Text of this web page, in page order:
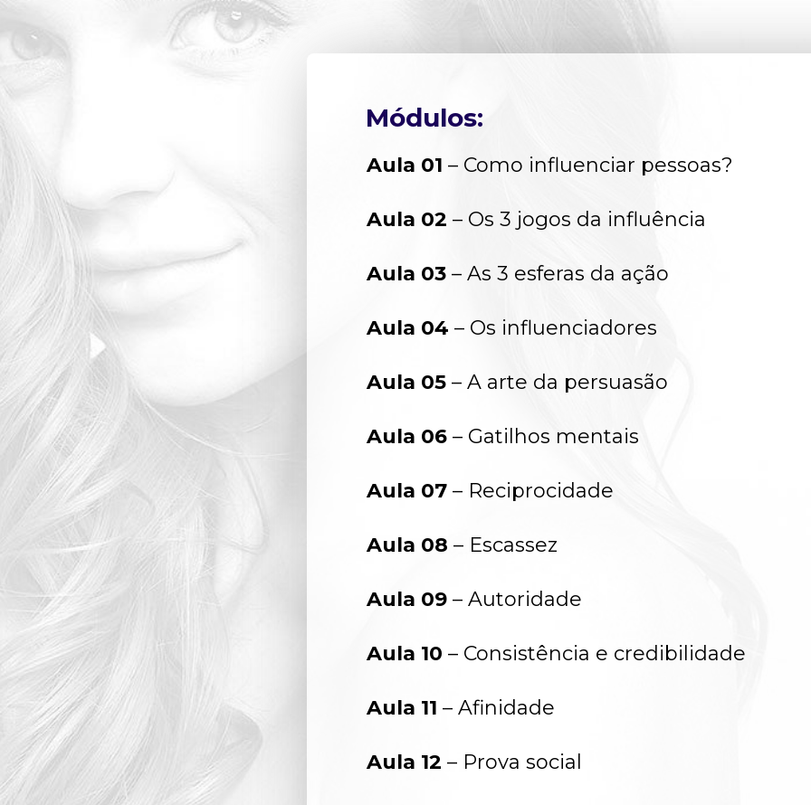
Módulos:
Aula 01 – Como influenciar pessoas?
Aula 02 – Os 3 jogos da influência
Aula 03 – As 3 esferas da ação
Aula 04 – Os influenciadores
Aula 05 – A arte da persuasão
Aula 06 – Gatilhos mentais
Aula 07 – Reciprocidade
Aula 08 – Escassez
Aula 09 – Autoridade
Aula 10 – Consistência e credibilidade
Aula 11 – Afinidade
Aula 12 – Prova social